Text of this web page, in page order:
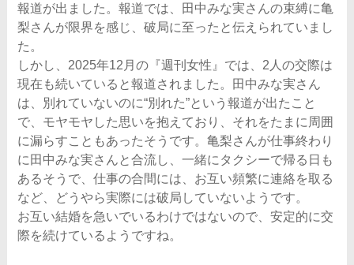
報道が出ました。報道では、田中みな実さんの束縛に亀
梨さんが限界を感じ、破局に至ったと伝えられていまし
た。
しかし、2025年12月の『週刊女性』では、2人の交際は
現在も続いていると報道されました。田中みな実さん
は、別れていないのに“別れた”という報道が出たこと
で、モヤモヤした思いを抱えており、それをたまに周囲
に漏らすこともあったそうです。亀梨さんが仕事終わり
に田中みな実さんと合流し、一緒にタクシーで帰る日も
あるそうで、仕事の合間には、お互い頻繁に連絡を取る
など、どうやら実際には破局していないようです。
お互い結婚を急いでいるわけではないので、安定的に交
際を続けているようですね。